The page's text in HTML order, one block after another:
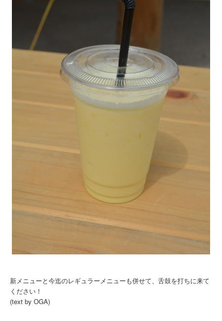
新メニューと今迄のレギュラーメニューも併せて、舌鼓を打ちに来て
ください！
(text by OGA)